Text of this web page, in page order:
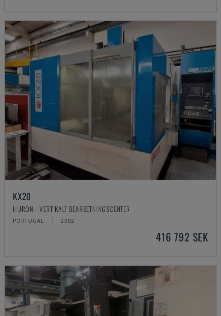
KX20
HURON - VERTIKALT BEARBETNINGSCENTER
PORTUGAL 2002
416 792 SEK